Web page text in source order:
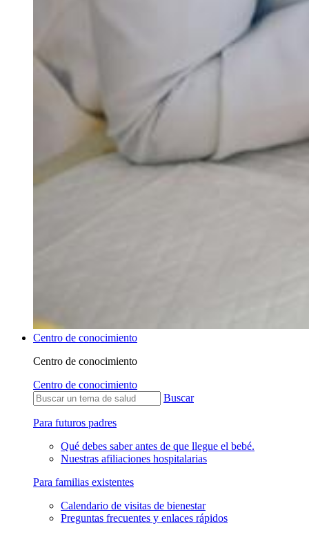
Centro de conocimiento
Centro de conocimiento
Centro de conocimiento
Buscar
Para futuros padres
Qué debes saber antes de que llegue el bebé.
Nuestras afiliaciones hospitalarias
Para familias existentes
Calendario de visitas de bienestar
Preguntas frecuentes y enlaces rápidos